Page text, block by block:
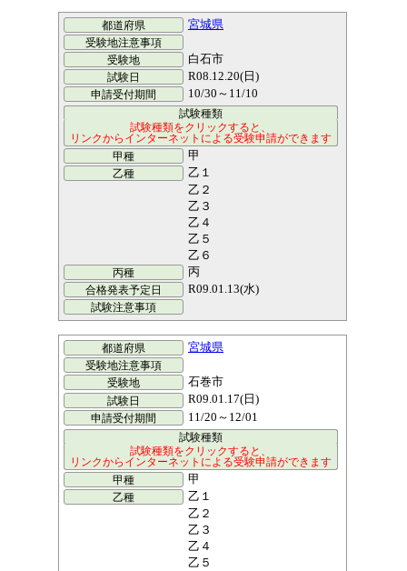
宮城県
白石市
R08.12.20(日)
10/30～11/10
甲
乙１
乙２
乙３
乙４
乙５
乙６
丙
R09.01.13(水)
宮城県
石巻市
R09.01.17(日)
11/20～12/01
甲
乙１
乙２
乙３
乙４
乙５